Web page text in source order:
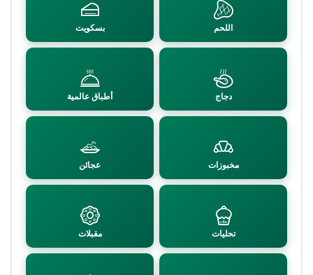
اللحم بسكويت
دجاج أطباق عالمية
مخبوزات عجائن
تحليات مقبلات